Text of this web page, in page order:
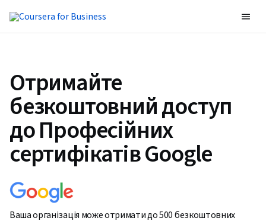
Отримайте
безкоштовний доступ
до Професійних
сертифікатів Google
Ваша організація може отримати до 500 безкоштовних